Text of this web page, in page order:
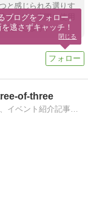
と感じられる選りす
みます。実際に使用
提案します。
of-three
現在、ブログモニター活動中。モニター記事、イベント紹介記事をまとめています。
ブログをフォロー。
逃さずキャッチ！
閉じる